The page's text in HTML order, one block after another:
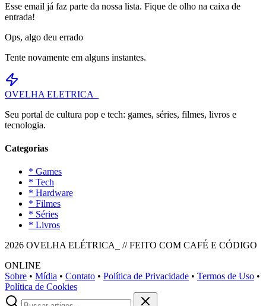
Esse email já faz parte da nossa lista. Fique de olho na caixa de
entrada!
Ops, algo deu errado
Tente novamente em alguns instantes.
OVELHA ELETRICA_
Seu portal de cultura pop e tech: games, séries, filmes, livros e
tecnologia.
Categorias
* Games
* Tech
* Hardware
* Filmes
* Séries
* Livros
2026 OVELHA ELÉTRICA_ // FEITO COM CAFÉ E CÓDIGO
ONLINE
Sobre • Mídia • Contato • Política de Privacidade • Termos de Uso •
Política de Cookies